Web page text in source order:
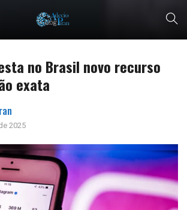
no Brasil novo recurso
exata
2025